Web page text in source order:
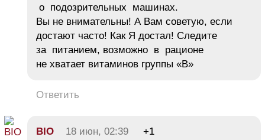
о подозрительных машинах.
Вы не внимательны! А Вам советую, если
достают часто! Как Я достал! Следите
за питанием, возможно в рационе
не хватает витаминов группы «В»
Ответить
BIO 18 июн, 02:39
+1